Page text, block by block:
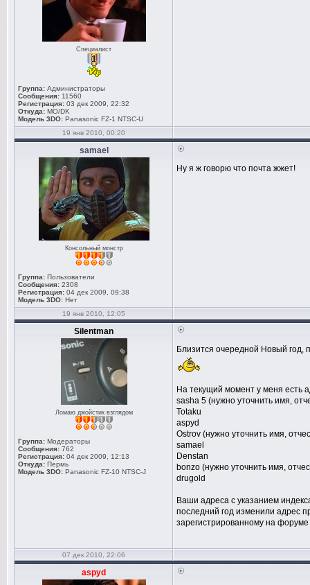
Специалист
Группа: Администраторы
Сообщения: 11560
Регистрация: 03 дек 2009, 22:32
Откуда: MO/DK
Модель 3DO: Panasonic FZ-1 NTSC-U
19 янв 2010, 00:20
samael
Консольный монстр
Группа: Пользователи
Сообщения: 2308
Регистрация: 04 дек 2009, 09:38
Модель 3DO: Нет
Ну я ж говорю что почта жжет!
19 янв 2010, 12:05
Silentman
Ломаю джойстик взглядом
Группа: Модераторы
Сообщения: 762
Регистрация: 04 дек 2009, 12:13
Откуда: Пермь
Модель 3DO: Panasonic FZ-10 NTSC-J
Близится очередной Новый год,
На текущий момент у меня есть
sasha 5 (нужно уточнить имя,
Totaku
aspyd
Ostrov (нужно уточнить имя,
samael
Denstan
bonzo (нужно уточнить имя,
drugold
Ваши адреса с указанием
последний год изменили адрес
зарегистрированному на
07 дек 2010, 22:06
aspyd